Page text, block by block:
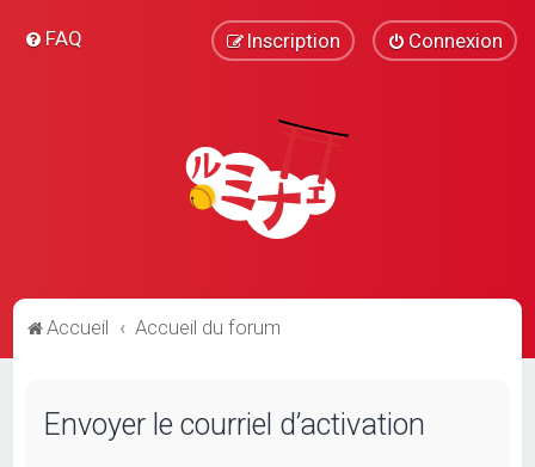
FAQ Connexion
Inscription
Accueil Accueil du forum
Envoyer le courriel d’activation